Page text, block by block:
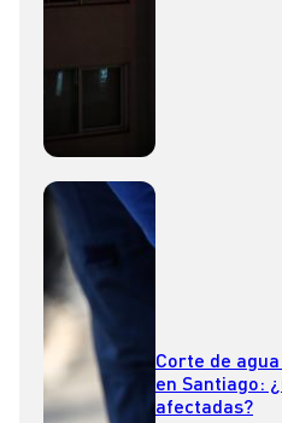
Corte de
en Santiago:
afectadas?